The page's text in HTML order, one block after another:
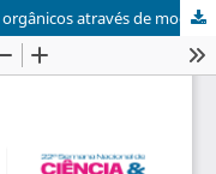
Cinética de degradação de compostos orgânicos através de modelagem molecular, inteligência artificial e experimentação